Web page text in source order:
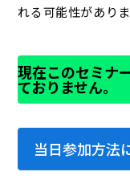
れる可能性がありま
現在このセミナ
ておりません。
当日参加方法